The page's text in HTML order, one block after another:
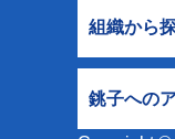
組織から
銚子への